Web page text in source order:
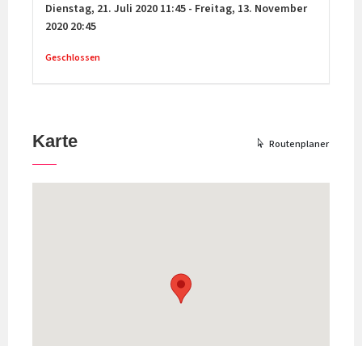
Dienstag, 21. Juli 2020 11:45 - Freitag, 13. November
2020 20:45
Geschlossen
Karte Routenplaner